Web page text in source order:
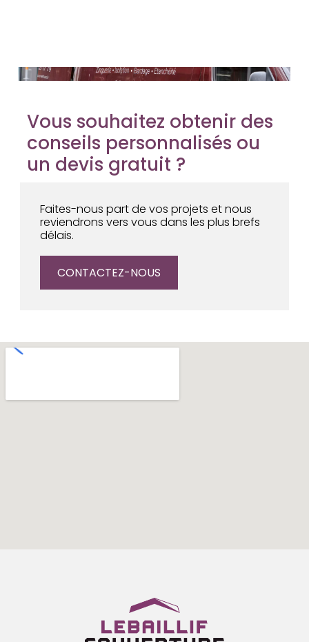
Vous souhaitez obtenir des
conseils personnalisés ou
un devis gratuit ?
Faites-nous part de vos projets et nous
reviendrons vers vous dans les plus brefs
délais.
CONTACTEZ-NOUS